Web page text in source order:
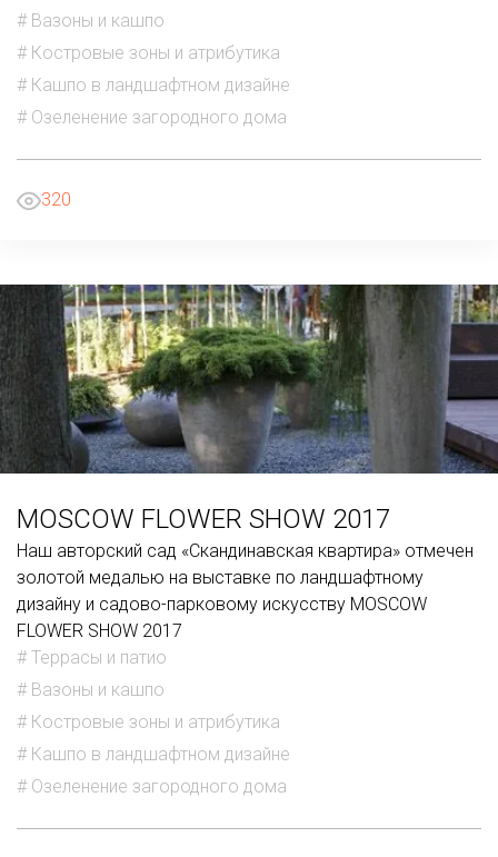
# Вазоны и кашпо
# Костровые зоны и атрибутика
# Кашпо в ландшафтном дизайне
# Озеленение загородного дома
320
MOSCOW FLOWER SHOW 2017
Наш авторский сад «Скандинавская квартира» отмечен
золотой медалью на выставке по ландшафтному
дизайну и садово-парковому искусству MOSCOW
FLOWER SHOW 2017
# Террасы и патио
# Вазоны и кашпо
# Костровые зоны и атрибутика
# Кашпо в ландшафтном дизайне
# Озеленение загородного дома